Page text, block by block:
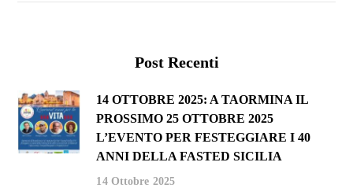
Post Recenti
14 OTTOBRE 2025: A TAORMINA IL
PROSSIMO 25 OTTOBRE 2025
L’EVENTO PER FESTEGGIARE I 40
ANNI DELLA FASTED SICILIA
14 Ottobre 2025